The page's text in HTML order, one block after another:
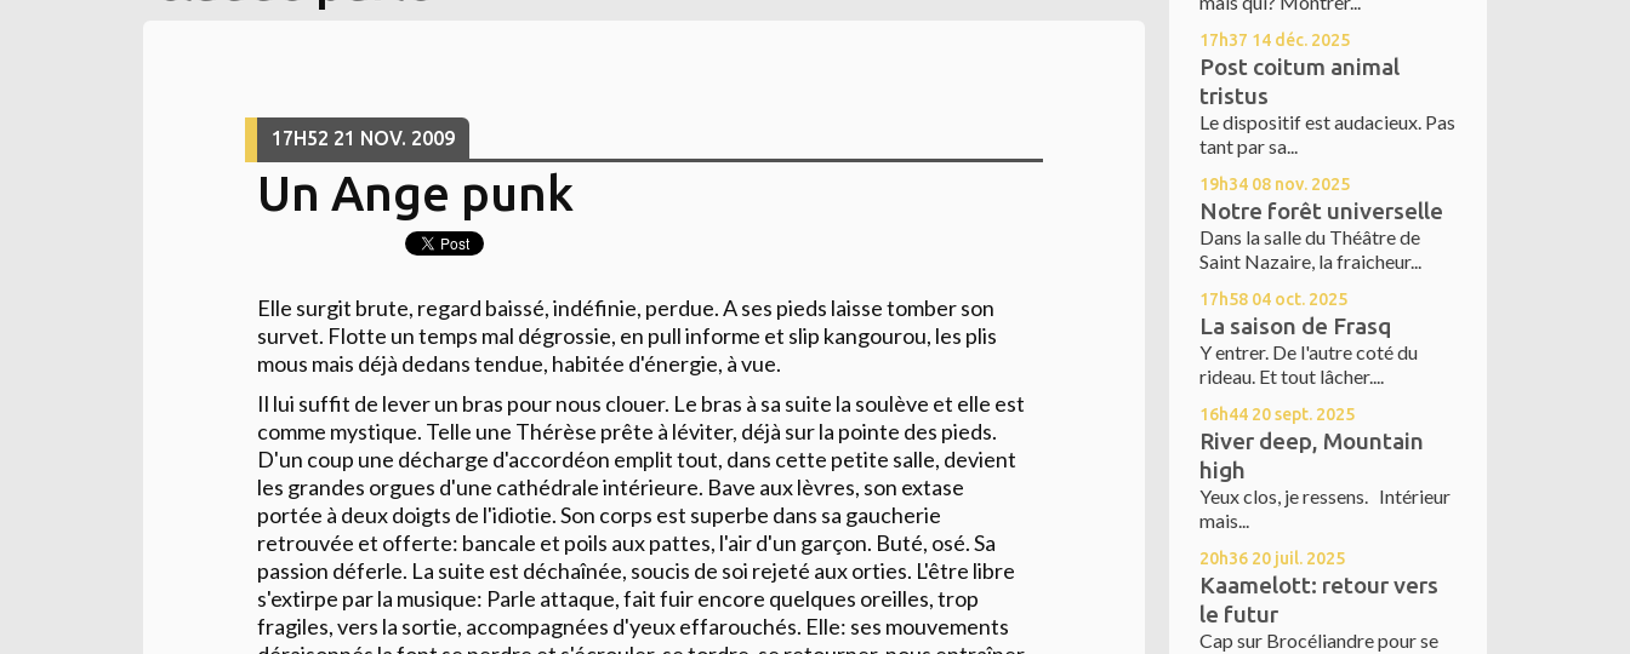
17H52 21 NOV. 2009
Un Ange punk
Elle surgit brute, regard baissé, indéfinie, perdue. A ses pieds laisse tomber son
survet. Flotte un temps mal dégrossie, en pull informe et slip kangourou, les plis
mous mais déjà dedans tendue, habitée d'énergie, à vue.
Il lui suffit de lever un bras pour nous clouer. Le bras à sa suite la soulève et elle est
comme mystique. Telle une Thérèse prête à léviter, déjà sur la pointe des pieds.
D'un coup une décharge d'accordéon emplit tout, dans cette petite salle, devient
les grandes orgues d'une cathédrale intérieure. Bave aux lèvres, son extase
portée à deux doigts de l'idiotie. Son corps est superbe dans sa gaucherie
retrouvée et offerte: bancale et poils aux pattes, l'air d'un garçon. Buté, osé. Sa
passion déferle. La suite est déchaînée, soucis de soi rejeté aux orties. L'être libre
s'extirpe par la musique: Parle attaque, fait fuir encore quelques oreilles, trop
fragiles, vers la sortie, accompagnées d'yeux effarouchés. Elle: ses mouvements
17h37 14 déc. 2025
Post coitum animal
tristus
Le dispositif est audacieux. Pas
tant par sa...
19h34 08 nov. 2025
Notre forêt universelle
Dans la salle du Théâtre de
Saint Nazaire, la fraicheur...
17h58 04 oct. 2025
La saison de Frasq
Y entrer. De l'autre coté du
rideau. Et tout lâcher....
16h44 20sept. 2025
River deep, Mountain
high
Yeux clos, je ressens. Intérieur
mais...
20h36 20 juil. 2025
Kaamelott: retour vers
le futur
Cap sur Brocéliandre pour se